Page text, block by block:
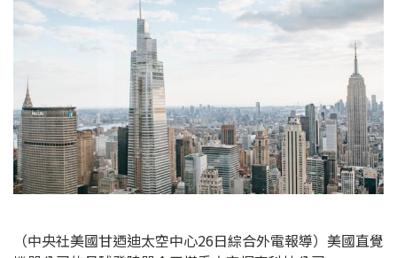
（中央社美國甘迺迪太空中心26日綜合外電報導）美國直覺